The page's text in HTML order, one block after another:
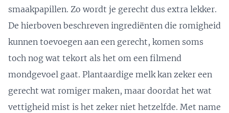
smaakpapillen. Zo wordt je gerecht dus extra lekker.
De hierboven beschreven ingrediënten die romigheid
kunnen toevoegen aan een gerecht, komen soms
toch nog wat tekort als het om een filmend
mondgevoel gaat. Plantaardige melk kan zeker een
gerecht wat romiger maken, maar doordat het wat
vettigheid mist is het zeker niet hetzelfde. Met name